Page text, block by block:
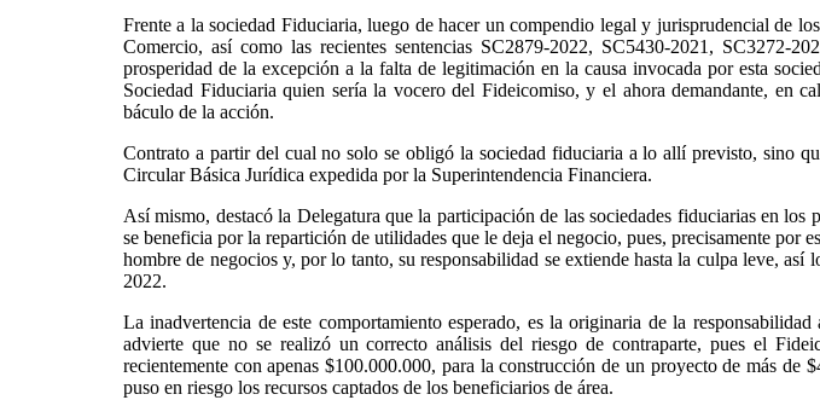
Frente a la sociedad Fiduciaria, luego de hacer un compendio legal y jurisprudencial de
Comercio, así como las recientes sentencias SC2879-2022, SC5430-2021,
prosperidad de la excepción a la falta de legitimación en la causa invocada por esta
Sociedad Fiduciaria quien sería la vocero del Fideicomiso, y el ahora demandante, en
báculo de la acción.
Contrato a partir del cual no solo se obligó la sociedad fiduciaria a lo allí previsto, sino
Circular Básica Jurídica expedida por la Superintendencia Financiera.
Así mismo, destacó la Delegatura que la participación de las sociedades fiduciarias en
se beneficia por la repartición de utilidades que le deja el negocio, pues, precisamente
hombre de negocios y, por lo tanto, su responsabilidad se extiende hasta la culpa leve,
2022.
La inadvertencia de este comportamiento esperado, es la originaria de la
advierte que no se realizó un correcto análisis del riesgo de contraparte, pues el
recientemente con apenas $100.000.000, para la construcción de un proyecto de más
puso en riesgo los recursos captados de los beneficiarios de área.